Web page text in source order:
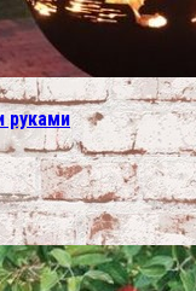
руками